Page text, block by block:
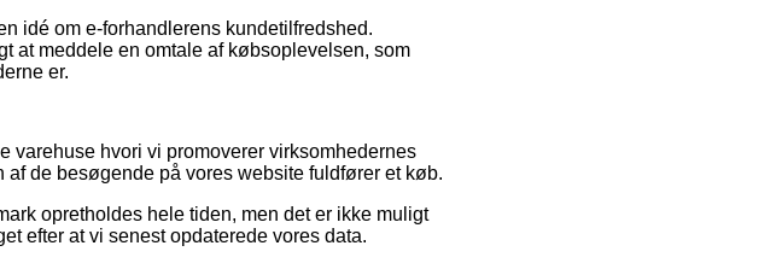
idé om e-forhandlerens kundetilfredshed.
at meddele en omtale af købsoplevelsen, som
er.
hvori vi promoverer virksomhedernes
de besøgende på vores website fuldfører et køb.
opretholdes hele tiden, men det er ikke muligt
efter at vi senest opdaterede vores data.